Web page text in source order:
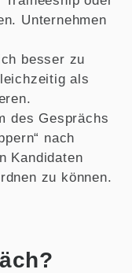
Unternehmen
besser zu
als
des Gesprächs
nach
Kandidaten
zu können.